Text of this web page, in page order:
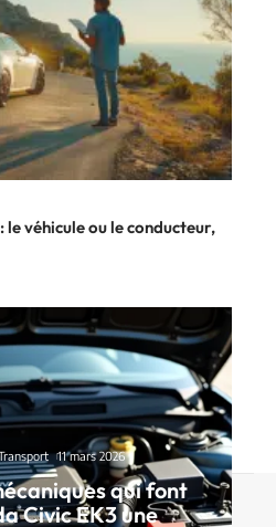
véhicule ou le conducteur,
11 mars 2026
qui font
Civic EK3 une
Légales Sitemap